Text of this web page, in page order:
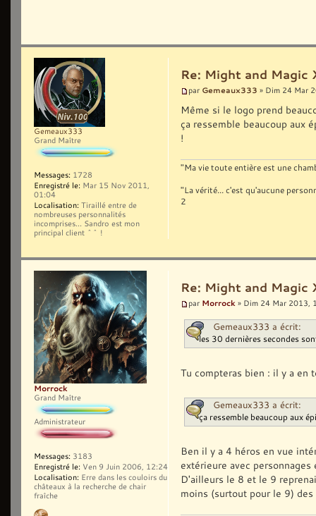
Re: Might and Magic
par Gemeaux333 » Dim 24 Mar
Même si le logo prend
ça ressemble beaucoup aux
!
"Ma vie toute entière est une
"La vérité... c'est qu'aucune
2
Gemeaux333
Grand Maître
Messages: 1728
Enregistré le: Mar 15 Nov 2011,
01:04
Localisation: Tiraillé entre de
nombreuses personnalités
incomprises... Sandro est mon
principal client ^^ !
Re: Might and Magic
par Morrock » Dim 24 Mar 2013,
Gemeaux333 a écrit:
les 30 dernières secondes
Tu compteras bien : il y a en
Gemeaux333 a écrit:
ça ressemble beaucoup aux
Ben il y a 4 héros en vue
extérieure avec
D'ailleurs le 8 et le 9
moins (surtout pour le 9)
Morrock
Grand Maître
Administrateur
Messages: 3183
Enregistré le: Ven 9 Juin 2006, 12:24
Localisation: Erre dans les couloirs du
châteaux à la recherche de chair
fraîche